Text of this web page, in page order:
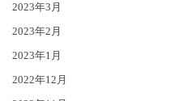
2023年3月
2023年2月
2023年1月
2022年12月